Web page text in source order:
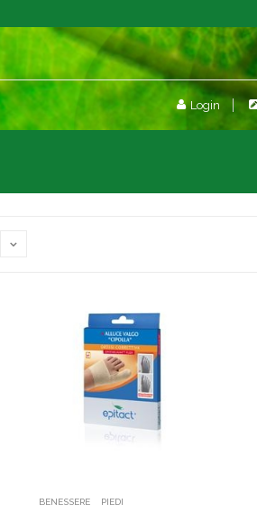
Login
Aggiungi al carrello
BENESSERE- PIEDI